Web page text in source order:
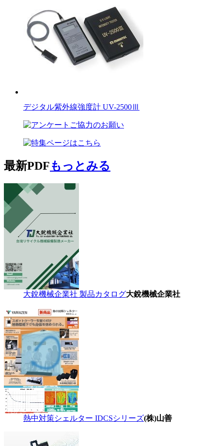
デジタル紫外線強度計 UV-2500Ⅲ
最新PDFもっとみる
大銳機械企業社 製品カタログ大銳機械企業社
熱中対策シェルター IDCSシリーズ(株)山善